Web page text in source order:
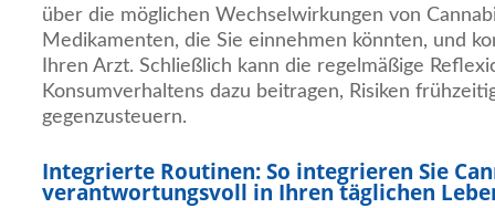
über die möglichen Wechselwirkungen von
Medikamenten, die Sie einnehmen könnten, und
Ihren Arzt. Schließlich kann die regelmäßige
Konsumverhaltens dazu beitragen, Risiken
gegenzusteuern.
Integrierte Routinen: So integrieren Sie
verantwortungsvoll in Ihren täglichen